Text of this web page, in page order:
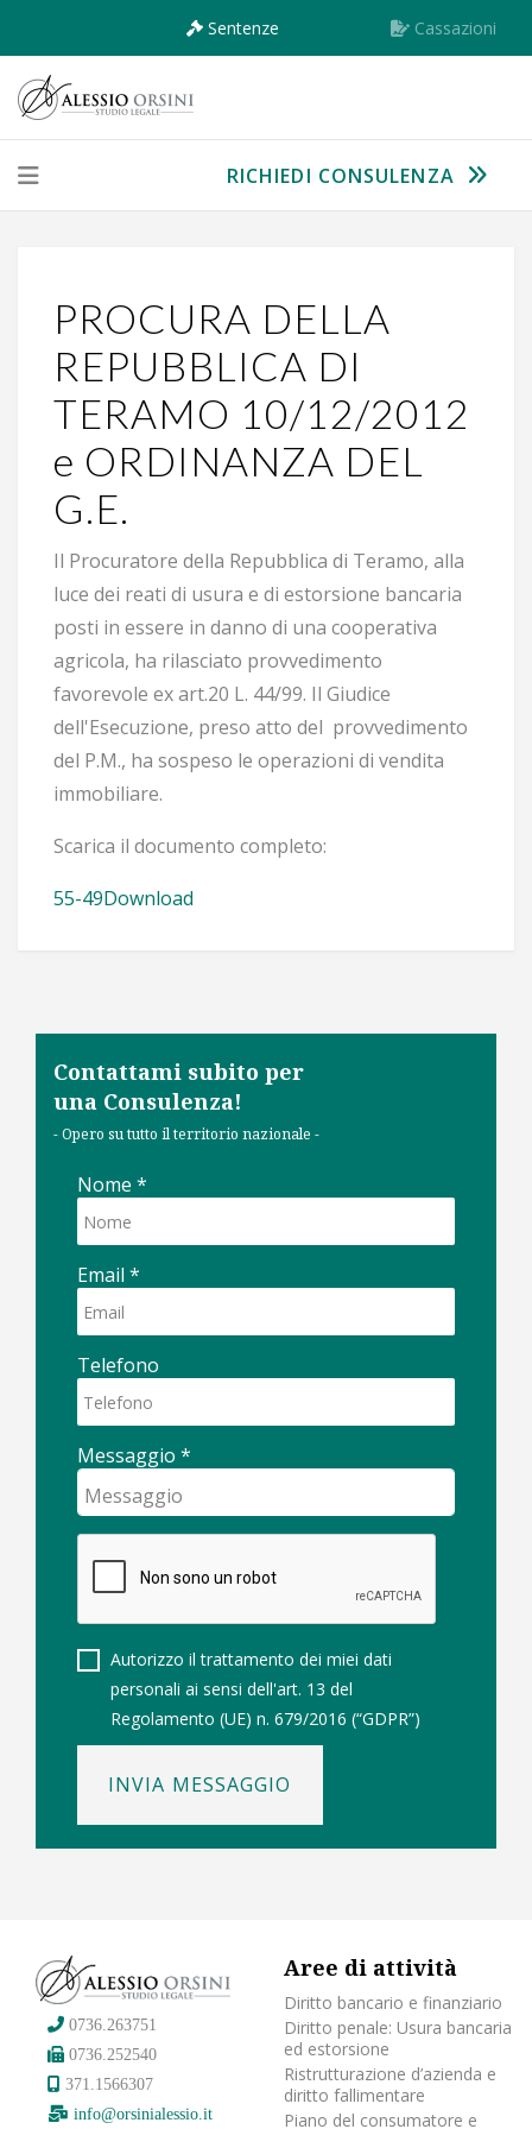
Sentenze Cassazioni
RICHIEDI CONSULENZA
PROCURA DELLA
REPUBBLICA DI
TERAMO 10/12/2012
e ORDINANZA DEL
G.E.
Il Procuratore della Repubblica di Teramo, alla
luce dei reati di usura e di estorsione bancaria
posti in essere in danno di una cooperativa
agricola, ha rilasciato provvedimento
favorevole ex art.20 L. 44/99. Il Giudice
dell'Esecuzione, preso atto del provvedimento
del P.M., ha sospeso le operazioni di vendita
immobiliare.
Scarica il documento completo:
55-49Download
Contattami subito per
una Consulenza!
- Opero su tutto il territorio nazionale -
Nome *
Email *
Telefono
Messaggio *
Autorizzo il trattamento dei miei dati
personali ai sensi dell'art. 13 del
Regolamento (UE) n. 679/2016 (“GDPR”)
INVIA MESSAGGIO
0736.263751
0736.252540
371.1566307
info@orsinialessio.it
Aree di attività
Diritto bancario e finanziario
Diritto penale: Usura bancaria
ed estorsione
Ristrutturazione d’azienda e
diritto fallimentare
Piano del consumatore e